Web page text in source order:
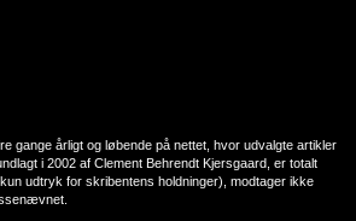
gange årligt og løbende på nettet, hvor udvalgte artikler
i 2002 af Clement Behrendt Kjersgaard, er totalt
udtryk for skribentens holdninger), modtager ikke